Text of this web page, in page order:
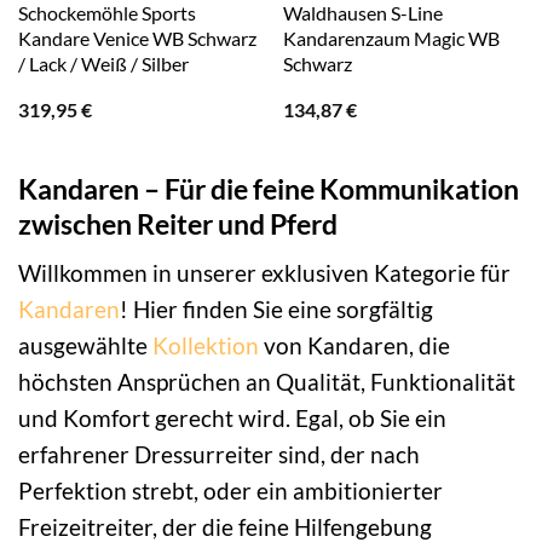
Schockemöhle Sports
Kandare Venice WB Schwarz
/ Lack / Weiß / Silber
319,95€
Waldhausen S-Line
Kandarenzaum Magic WB
Schwarz
134,87€
Kandaren – Für die feine Kommunikation
zwischen Reiter und Pferd
Willkommen in unserer exklusiven Kategorie für
Kandaren! Hier finden Sie eine sorgfältig
ausgewählte Kollektion von Kandaren, die
höchsten Ansprüchen an Qualität, Funktionalität
und Komfort gerecht wird. Egal, ob Sie ein
erfahrener Dressurreiter sind, der nach
Perfektion strebt, oder ein ambitionierter
Freizeitreiter, der die feine Hilfengebung